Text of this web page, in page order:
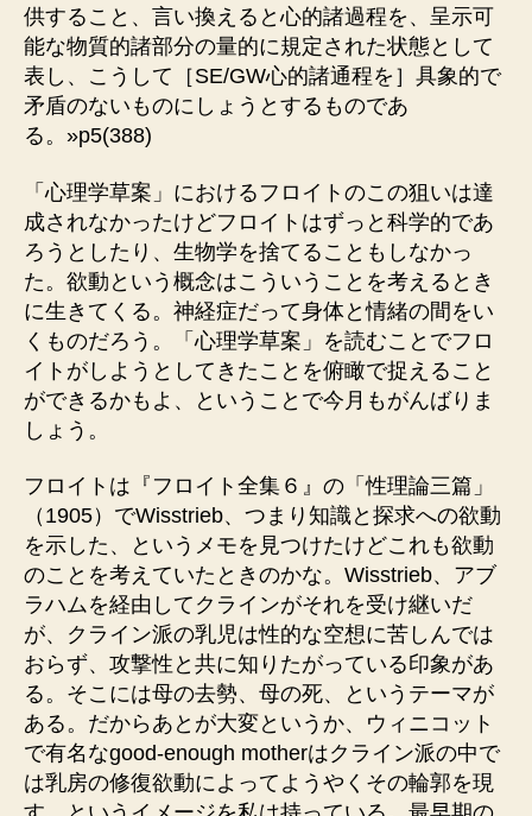
供すること、言い換えると心的諸過程を、呈示可
能な物質的諸部分の量的に規定された状態として
表し、こうして［SE/GW心的諸通程を］具象的で
矛盾のないものにしょうとするものであ
る。»p5(388)
「心理学草案」におけるフロイトのこの狙いは達
成されなかったけどフロイトはずっと科学的であ
ろうとしたり、生物学を捨てることもしなかっ
た。欲動という概念はこういうことを考えるとき
に生きてくる。神経症だって身体と情緒の間をい
くものだろう。「心理学草案」を読むことでフロ
イトがしようとしてきたことを俯瞰で捉えること
ができるかもよ、ということで今月もがんばりま
しょう。
フロイトは『フロイト全集６』の「性理論三篇」
（1905）でWisstrieb、つまり知識と探求への欲動
を示した、というメモを見つけたけどこれも欲動
のことを考えていたときのかな。Wisstrieb、アブ
ラハムを経由してクラインがそれを受け継いだ
が、クライン派の乳児は性的な空想に苦しんでは
おらず、攻撃性と共に知りたがっている印象があ
る。そこには母の去勢、母の死、というテーマが
ある。だからあとが大変というか、ウィニコット
で有名なgood-enough motherはクライン派の中で
は乳房の修復欲動によってようやくその輪郭を現